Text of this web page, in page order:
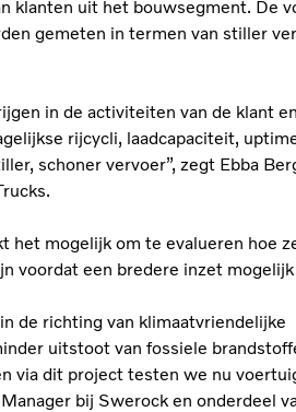
klanten uit het bouwsegment. De
gemeten in termen van stiller
in de activiteiten van de klant
rijcycli, laadcapaciteit,
schoner vervoer”, zegt Ebba
mogelijk om te evalueren hoe
voordat een bredere inzet mogelijk
de richting van klimaatvriendelijke
uitstoot van fossiele
via dit project testen we nu
bij Swerock en onderdeel